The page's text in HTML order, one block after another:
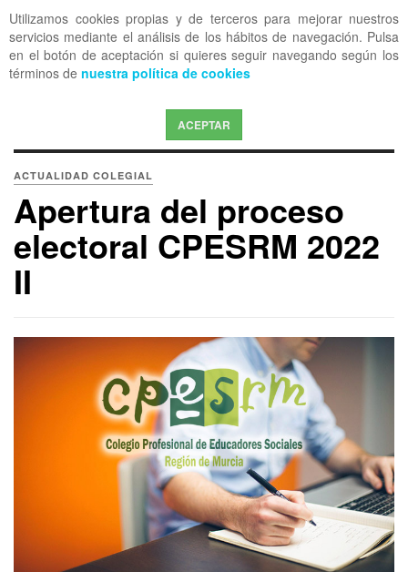
Utilizamos cookies propias y de terceros para mejorar nuestros
servicios mediante el análisis de los hábitos de navegación. Pulsa
en el botón de aceptación si quieres seguir navegando según los
términos de nuestra política de cookies
ACEPTAR
OFF CANVAS
ACTUALIDAD COLEGIAL
Apertura del proceso
electoral CPESRM 2022
II